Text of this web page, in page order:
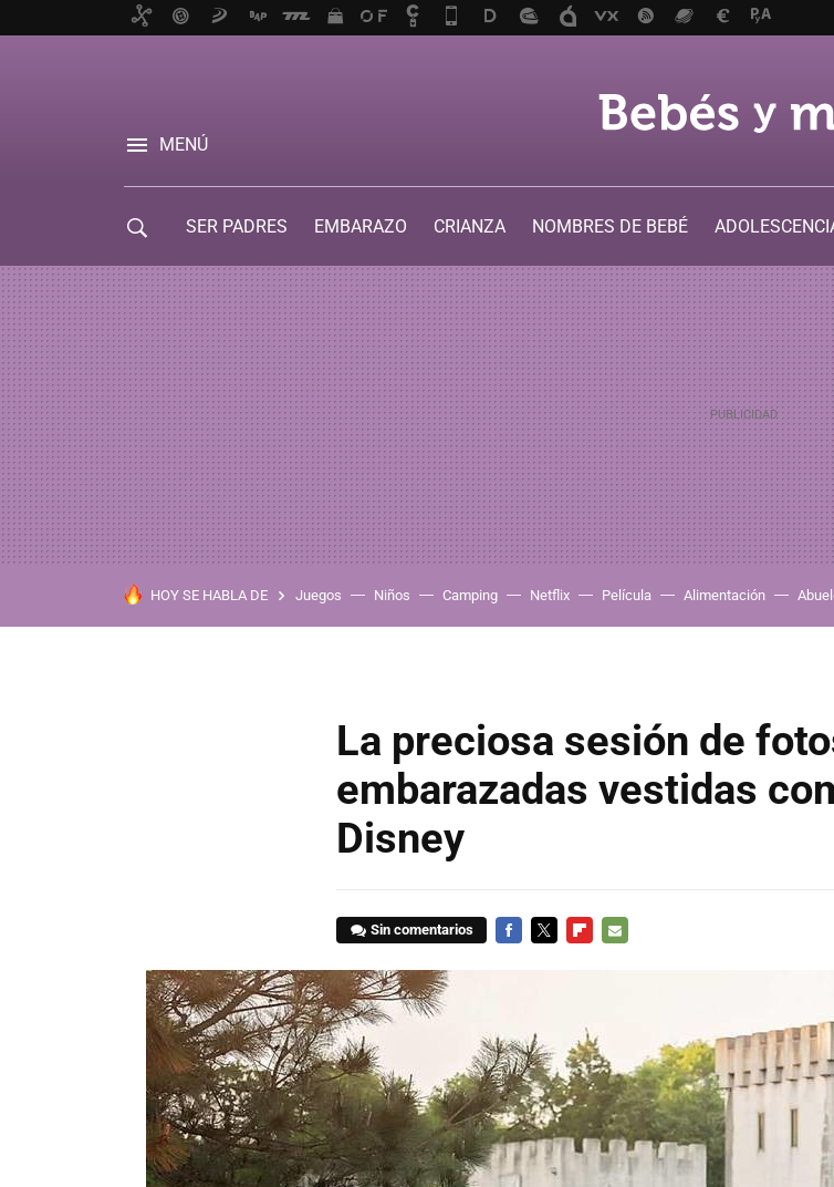
MENÚ
SER PADRES EMBARAZO CRIANZA NOMBRES DE BEBÉ
HOY SE HABLA DE Juegos Niños Camping Netflix Película Alimentación
La preciosa sesión de
embarazadas vestidas
Disney
Sin comentarios